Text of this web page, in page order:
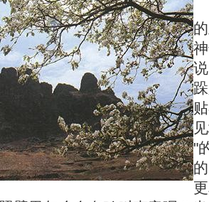
"